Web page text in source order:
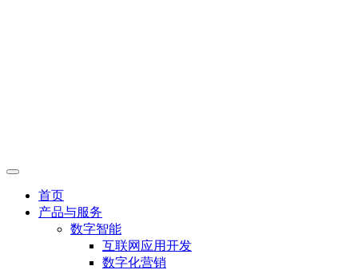
首页
产品与服务
数字智能
互联网应用开发
数字化营销